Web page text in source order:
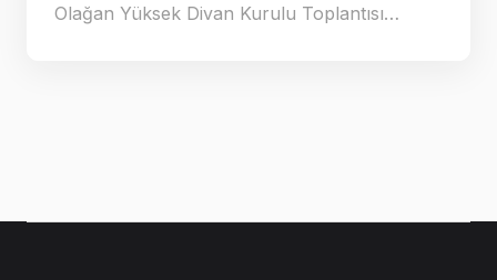
Olağan Yüksek Divan Kurulu Toplantısı…